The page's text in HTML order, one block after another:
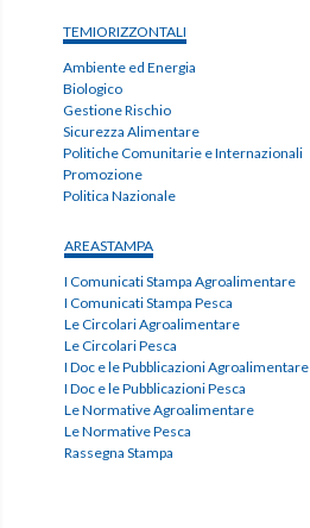
TEMIORIZZONTALI
Ambiente ed Energia
Biologico
Gestione Rischio
Sicurezza Alimentare
Politiche Comunitarie e Internazionali
Promozione
Politica Nazionale
AREASTAMPA
I Comunicati Stampa Agroalimentare
I Comunicati Stampa Pesca
Le Circolari Agroalimentare
Le Circolari Pesca
I Doc e le Pubblicazioni Agroalimentare
I Doc e le Pubblicazioni Pesca
Le Normative Agroalimentare
Le Normative Pesca
Rassegna Stampa